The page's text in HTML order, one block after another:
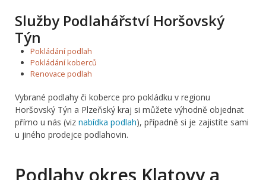
Služby Podlahářství Horšovský
Týn
Pokládání podlah
Pokládání koberců
Renovace podlah
Vybrané podlahy či koberce pro pokládku v regionu
Horšovský Týn a Plzeňský kraj si můžete výhodně objednat
přímo u nás (viz nabídka podlah), případně si je zajistíte sami
u jiného prodejce podlahovin.
Podlahy okres Klatovy a